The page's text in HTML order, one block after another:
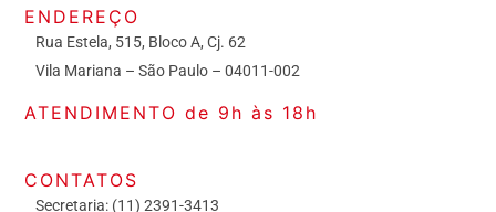
ENDEREÇO
Rua Estela, 515, Bloco A, Cj. 62
Vila Mariana – São Paulo – 04011-002
ATENDIMENTO de 9h às 18h
CONTATOS
Secretaria: (11) 2391-3413